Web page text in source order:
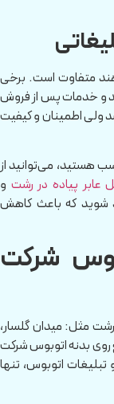
متفاوت است. برخی
و خدمات پس از فروش
ولی اطمینان و کیفیت
هستید، می‌توانید از
عابر پیاده در رشت و
شوید که باعث کاهش
شرکت
مثل: میدان گلسار،
روی بدنه اتوبوس شرکت
تبلیغات اتوبوس، تنها